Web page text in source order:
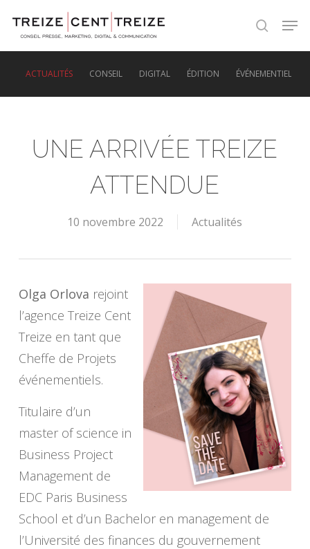
search
ACTUALITÉS CONSEIL DIGITAL ÉDITION ÉVÉNEMENTIEL
UNE ARRIVÉE TREIZE
ATTENDUE
10 novembre 2022 Actualités
Olga Orlova rejoint
l’agence Treize Cent
Treize en tant que
Cheffe de Projets
événementiels.
Titulaire d’un
master of science in
Business Project
Management de
EDC Paris Business
School et d’un Bachelor en management de
l’Université des finances du gouvernement